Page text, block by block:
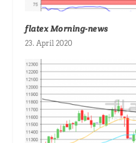
flatex Morning-news
23. April 2020